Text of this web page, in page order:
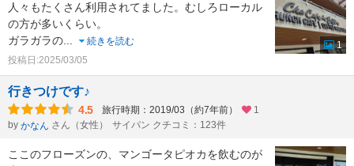
人々もたくさん利用されてました。むしろローカル
の方が多いくらい。
ガラガラの...
続きを読む
投稿日:2025/03/05
1
行きつけです♪
4.5 旅行時期：2019/03（約7年前）
1
by かなん さん（女性） サイパン クチコミ：123件
ここのフローズンの、マンゴータピオカを飲むのが